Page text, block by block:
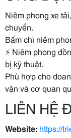
Niêm phong xe
chuyển.
Bấm chì niêm
⚡ Niêm phong
bị kỹ thuật.
Phù hợp cho
vận và cơ quan
LIÊN HỆ
Website: https://